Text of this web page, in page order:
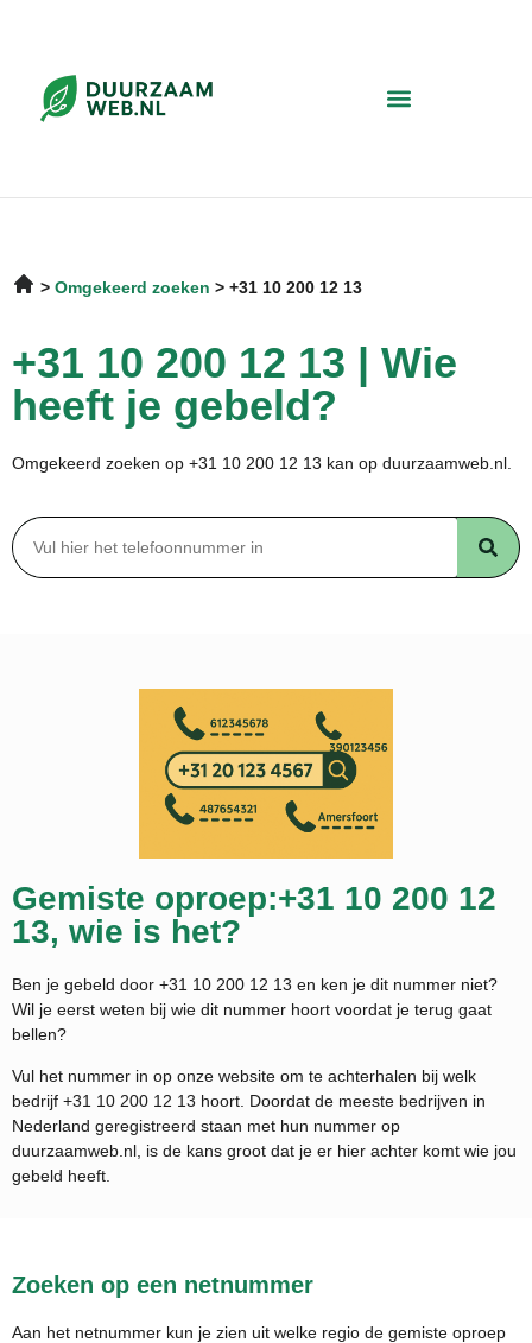
Omgekeerd zoeken +31 10 200 12 13
+31 10 200 12 13 | Wie
heeft je gebeld?
Omgekeerd zoeken op +31 10 200 12 13 kan op duurzaamweb.nl.
Gemiste oproep:+31 10 200 12
13, wie is het?
Ben je gebeld door +31 10 200 12 13 en ken je dit nummer niet?
Wil je eerst weten bij wie dit nummer hoort voordat je terug gaat
bellen?
Vul het nummer in op onze website om te achterhalen bij welk
bedrijf +31 10 200 12 13 hoort. Doordat de meeste bedrijven in
Nederland geregistreerd staan met hun nummer op
duurzaamweb.nl, is de kans groot dat je er hier achter komt wie jou
gebeld heeft.
Zoeken op een netnummer
Aan het netnummer kun je zien uit welke regio de gemiste oproep